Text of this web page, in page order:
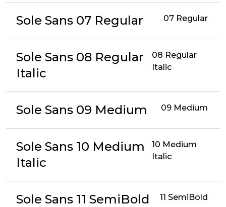
Sole Sans 07 Regular 07 Regular
Sole Sans 08 Regular
Italic
08 Regular
Italic
Sole Sans 09 Medium 09 Medium
Sole Sans 10 Medium
Italic
10 Medium
Italic
Sole Sans 11 SemiBold 11 SemiBold